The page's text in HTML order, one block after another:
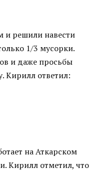
и решили навести
1/3 мусорки.
и даже просьбы
Кирилл ответил:
на Аткарском
Кирилл отметил, что